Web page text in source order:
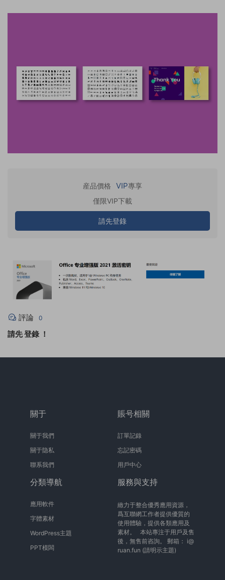
産品價格 VIP專享
僅限VIP下載
請先登錄
評論 0
請先登錄 ！
關于
關于我們
關于隐私
聯系我們
賬号相關
訂單記錄
忘記密碼
用戶中心
分類導航
應用軟件
字體素材
WordPress主題
PPT模闆
服務與支持
緻力于整合優秀應用資源，
爲互聯網工作者提供優質的
使用體驗，提供各類應用及
素材。 本站專注于用戶及售
後，無售前咨詢。 郵箱： i@
ruan.fun (請明示主題)